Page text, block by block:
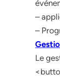
–
–
Le